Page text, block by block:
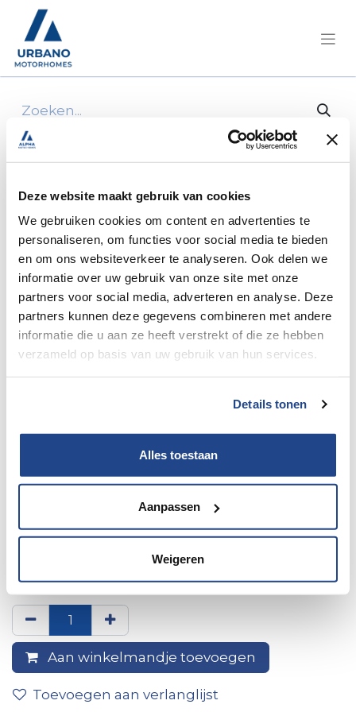
Deze website maakt gebruik van cookies
We gebruiken cookies om content en advertenties te
personaliseren, om functies voor social media te bieden
en om ons websiteverkeer te analyseren. Ook delen we
informatie over uw gebruik van onze site met onze
partners voor social media, adverteren en analyse. Deze
partners kunnen deze gegevens combineren met andere
informatie die u aan ze heeft verstrekt of die ze hebben
verzameld op basis van uw gebruik van hun services.
Details tonen
Alles toestaan
Aanpassen
Weigeren
Alle producten
Achterlichtblok Rechts Met elektrisch deel
Achterlichtblok Rechts Met
elektrisch deel Fiat Ducato
Aan winkelmandje toevoegen
Toevoegen aan verlanglijst